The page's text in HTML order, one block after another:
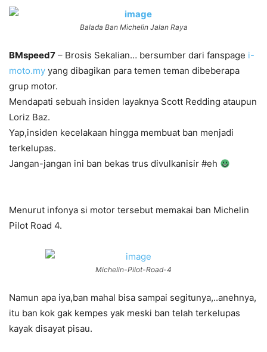
Balada Ban Michelin Jalan Raya
BMspeed7 – Brosis Sekalian… bersumber dari fanspage i-
moto.my yang dibagikan para temen teman dibeberapa
grup motor.
Mendapati sebuah insiden layaknya Scott Redding ataupun
Loriz Baz.
Yap,insiden kecelakaan hingga membuat ban menjadi
terkelupas.
Jangan-jangan ini ban bekas trus divulkanisir #eh
Menurut infonya si motor tersebut memakai ban Michelin
Pilot Road 4.
Michelin-Pilot-Road-4
Namun apa iya,ban mahal bisa sampai segitunya,..anehnya,
itu ban kok gak kempes yak meski ban telah terkelupas
kayak disayat pisau.